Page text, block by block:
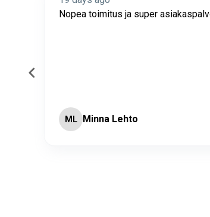
Nopea toimitus ja super
ML Minna Lehto